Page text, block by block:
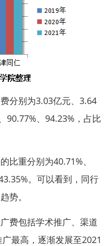
分别为3.03亿元、3.64
90.77%、94.23%，占比
重分别为40.71%、
。可以看到，同行
势。
费包括学术推广、渠道
最高，逐渐发展至2021